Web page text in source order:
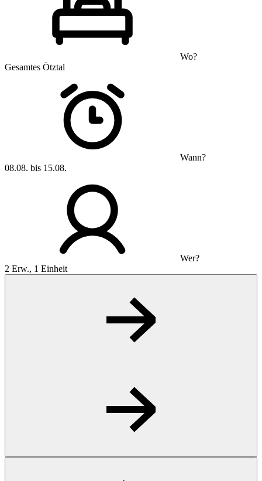
Wo?
Gesamtes Ötztal
Wann?
08.08. bis 15.08.
Wer?
2 Erw., 1 Einheit